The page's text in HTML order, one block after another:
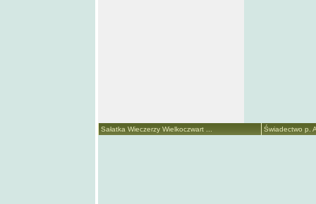
Sałatka Wieczerzy Wielkoczwart ... Świadectwo p.